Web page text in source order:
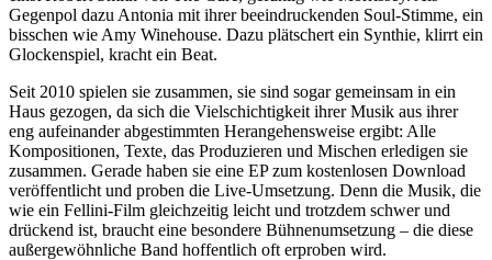
Gegenpol dazu Antonia mit ihrer beeindruckenden Soul-Stimme, ein
bisschen wie Amy Winehouse. Dazu plätschert ein Synthie, klirrt ein
Glockenspiel, kracht ein Beat.
Seit 2010 spielen sie zusammen, sie sind sogar gemeinsam in ein
Haus gezogen, da sich die Vielschichtigkeit ihrer Musik aus ihrer
eng aufeinander abgestimmten Herangehensweise ergibt: Alle
Kompositionen, Texte, das Produzieren und Mischen erledigen sie
zusammen. Gerade haben sie eine EP zum kostenlosen Download
veröffentlicht und proben die Live-Umsetzung. Denn die Musik, die
wie ein Fellini-Film gleichzeitig leicht und trotzdem schwer und
drückend ist, braucht eine besondere Bühnenumsetzung – die diese
außergewöhnliche Band hoffentlich oft erproben wird.